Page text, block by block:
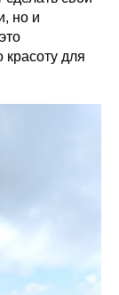
но и
красоту для